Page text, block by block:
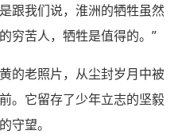
跟我们说，淮洲的牺牲虽然
穷苦人，牺牲是值得的。”
的老照片，从尘封岁月中被
。它留存了少年立志的坚毅
守望。